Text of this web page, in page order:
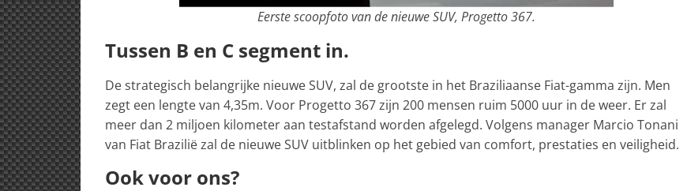
Eerste scoopfoto van de nieuwe SUV, Progetto 367.
Tussen B en C segment in.
De strategisch belangrijke nieuwe SUV, zal de grootste in het Braziliaanse Fiat-gamma zijn. Men
zegt een lengte van 4,35m. Voor Progetto 367 zijn 200 mensen ruim 5000 uur in de weer. Er zal
meer dan 2 miljoen kilometer aan testafstand worden afgelegd. Volgens manager Marcio Tonani
van Fiat Brazilië zal de nieuwe SUV uitblinken op het gebied van comfort, prestaties en veiligheid.
Ook voor ons?